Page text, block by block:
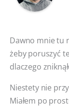
Dawno mnie tu
żeby poruszyć
dlaczego
Niestety nie
Miałem po